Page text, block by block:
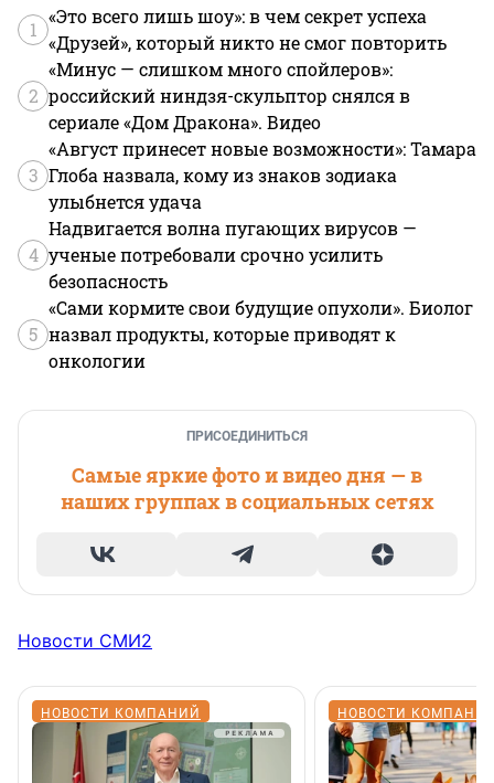
1
«Это всего лишь шоу»: в чем секрет успеха
«Друзей», который никто не смог повторить
2
«Минус — слишком много спойлеров»:
российский ниндзя-скульптор снялся в
сериале «Дом Дракона». Видео
3
«Август принесет новые возможности»: Тамара
Глоба назвала, кому из знаков зодиака
улыбнется удача
4
Надвигается волна пугающих вирусов —
ученые потребовали срочно усилить
безопасность
5
«Сами кормите свои будущие опухоли». Биолог
назвал продукты, которые приводят к
онкологии
ПРИСОЕДИНИТЬСЯ
Самые яркие фото и видео дня — в
наших группах в социальных сетях
Новости СМИ2
НОВОСТИ КОМПАНИЙ НОВОСТИ